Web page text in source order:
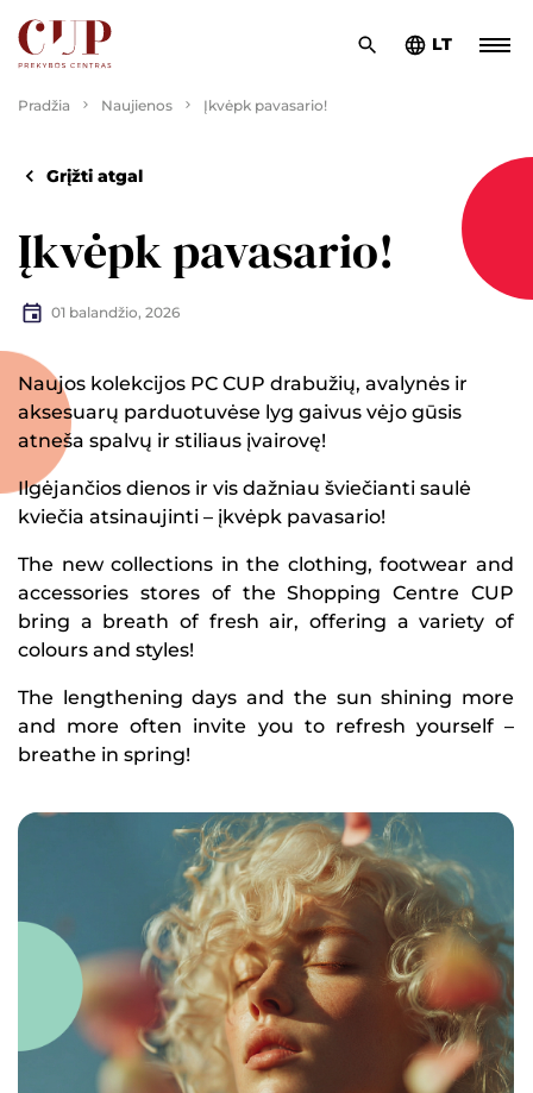
LT
Pradžia Naujienos Įkvėpk pavasario!
Grįžti atgal
Įkvėpk pavasario!
01 balandžio, 2026
Naujos kolekcijos PC CUP drabužių, avalynės ir
aksesuarų parduotuvėse lyg gaivus vėjo gūsis
atneša spalvų ir stiliaus įvairovę!
Ilgėjančios dienos ir vis dažniau šviečianti saulė
kviečia atsinaujinti – įkvėpk pavasario!
The new collections in the clothing, footwear and
accessories stores of the Shopping Centre CUP
bring a breath of fresh air, offering a variety of
colours and styles!
The lengthening days and the sun shining more
and more often invite you to refresh yourself –
breathe in spring!